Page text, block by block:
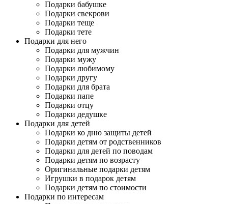
Подарки бабушке
Подарки свекрови
Подарки теще
Подарки тете
Подарки для него
Подарки для мужчин
Подарки мужу
Подарки любимому
Подарки другу
Подарки для брата
Подарки папе
Подарки отцу
Подарки дедушке
Подарки для детей
Подарки ко дню защиты детей
Подарки детям от родственников
Подарки для детей по поводам
Подарки детям по возрасту
Оригинальные подарки детям
Игрушки в подарок детям
Подарки детям по стоимости
Подарки по интересам